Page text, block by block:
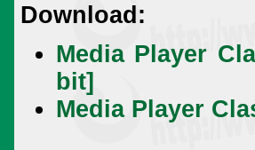
Download:
Media Player
bit]
Media Player